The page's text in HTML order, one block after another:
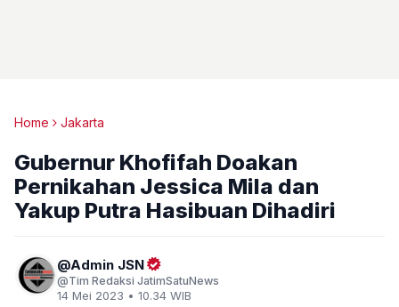
Home Jakarta
Gubernur Khofifah Doakan
Pernikahan Jessica Mila dan
Yakup Putra Hasibuan Dihadiri
Admin JSN
Tim Redaksi JatimSatuNews
14 Mei 2023 • 10.34 WIB